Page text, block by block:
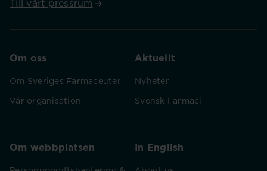
Till vårt pressrum
Om oss
Om Sveriges Farmaceuter
Vår organisation
Aktuellt
Nyheter
Svensk Farmaci
Om webbplatsen In English